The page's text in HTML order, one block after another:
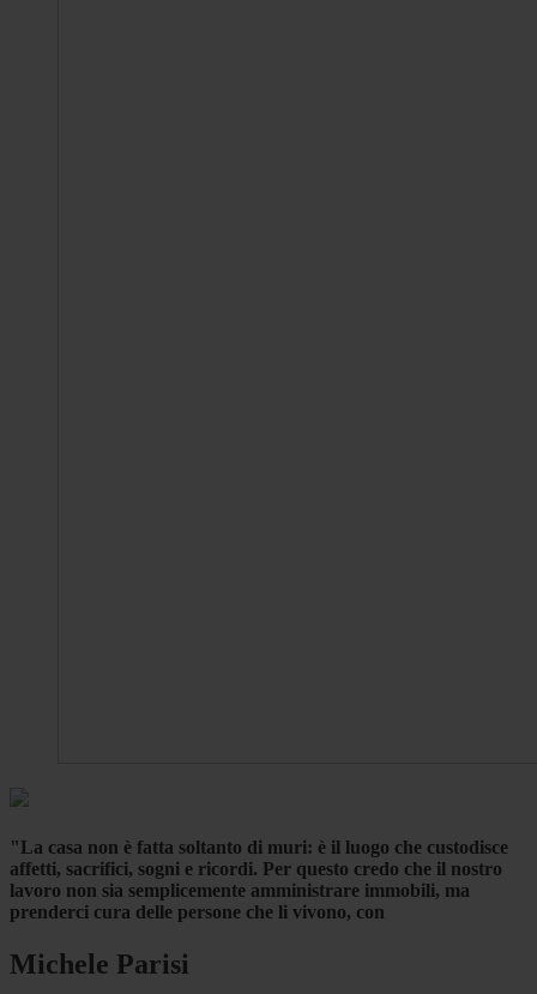
"La casa non è fatta soltanto di muri: è il luogo che custodisce
affetti, sacrifici, sogni e ricordi. Per questo credo che il nostro
lavoro non sia semplicemente amministrare immobili, ma
prenderci cura delle persone che li vivono, con
Michele Parisi